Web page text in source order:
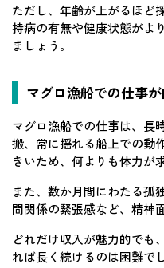
ただし、年齢が上がるほど
持病の有無や健康状態がよ
ましょう。
マグロ漁船での仕事
マグロ漁船での仕事は、長
搬、常に揺れる船上での動
きいため、何よりも体力が
また、数か月間にわたる孤
間関係の緊張感など、精神
どれだけ収入が魅力的でも
れば長く続けるのは困難で